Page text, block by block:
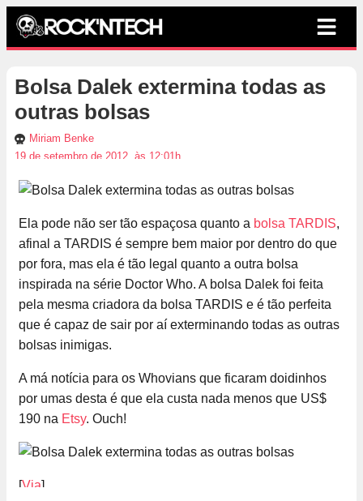
Bolsa Dalek extermina todas as
outras bolsas
Miriam Benke
19 de setembro de 2012, às 12:01h
Ela pode não ser tão espaçosa quanto a bolsa TARDIS,
afinal a TARDIS é sempre bem maior por dentro do que
por fora, mas ela é tão legal quanto a outra bolsa
inspirada na série Doctor Who. A bolsa Dalek foi feita
pela mesma criadora da bolsa TARDIS e é tão perfeita
que é capaz de sair por aí exterminando todas as outras
bolsas inimigas.
A má notícia para os Whovians que ficaram doidinhos
por umas desta é que ela custa nada menos que US$
190 na Etsy. Ouch!
[Via]